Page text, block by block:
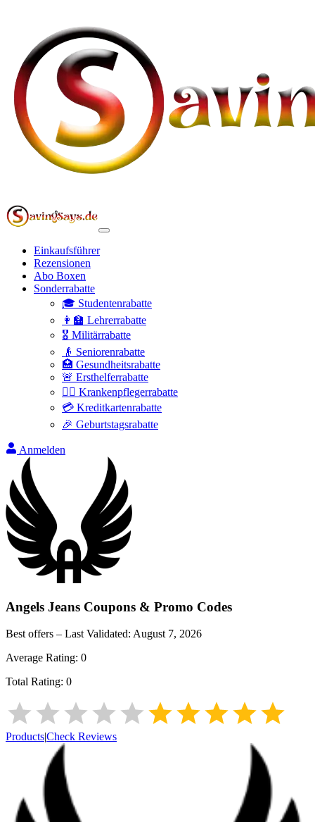
Einkaufsführer
Rezensionen
Abo Boxen
Sonderrabatte
🎓 Studentenrabatte
👩‍🏫 Lehrerrabatte
🎖️ Militärrabatte
👴 Seniorenrabatte
🏥 Gesundheitsrabatte
🚨 Ersthelferrabatte
👩‍⚕️ Krankenpflegerrabatte
💳 Kreditkartenrabatte
🎉 Geburtstagsrabatte
Anmelden
Angels Jeans Coupons & Promo Codes
Best offers – Last Validated: August 7, 2026
Average Rating: 0
Total Rating: 0
Products|Check Reviews